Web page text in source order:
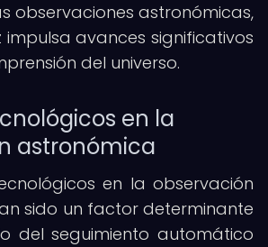
observaciones astronómicas,
impulsa avances significativos
del universo.
en la
astronómica
en la observación
sido un factor determinante
del seguimiento automático